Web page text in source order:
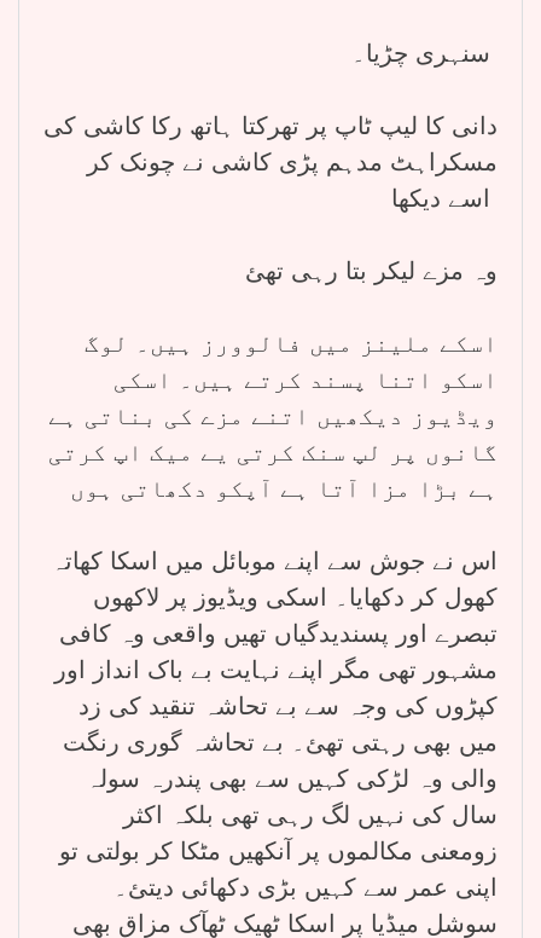
دانی کا لیپ ٹاپ پر تھرکتا ہاتھ رکا کاشی کی
مسکراہٹ مدہم پڑی کاشی نے چونک کر
وہ مزے لیکر بتا رہی تھئ
اسکے ملینز میں فالوورز ہیں۔ لوگ
اسکو اتنا پسند کرتے ہیں۔ اسکی
ویڈیوز دیکھیں اتنے مزے کی بناتی ہے
گانوں پر لپ سنک کرتی یے میک اپ کرتی
ہے بڑا مزا آتا ہے آپکو دکھاتی ہوں
اس نے جوش سے اپنے موبائل میں اسکا کھاتہ
کھول کر دکھایا۔ اسکی ویڈیوز پر لاکھوں
تبصرے اور پسندیدگیاں تھیں واقعی وہ کافی
مشہور تھی مگر اپنے نہایت بے باک انداز اور
کپڑوں کی وجہ سے بے تحاشہ تنقید کی زد
میں بھی رہتی تھئ۔ بے تحاشہ گوری رنگت
والی وہ لڑکی کہیں سے بھی پندرہ سولہ
سال کی نہیں لگ رہی تھی بلکہ اکثر
زومعنی مکالموں پر آنکھیں مٹکا کر بولتی تو
اپنی عمر سے کہیں بڑی دکھائی دیتئ۔
سوشل میڈیا پر اسکا ٹھیک ٹھآک مزاق بھی